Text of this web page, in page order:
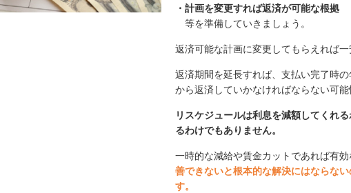
・計画を変更すれば返済が可能な根拠
等を準備していきましょう。
返済可能な計画に変更してもらえれば一
返済期間を延長すれば、支払い完了時
から返済していかなければならない可能
リスケジュールは利息を減額してくれ
るわけでもありません。
一時的な減給や賃金カットであれば有効
善できないと根本的な解決にはならな
す。